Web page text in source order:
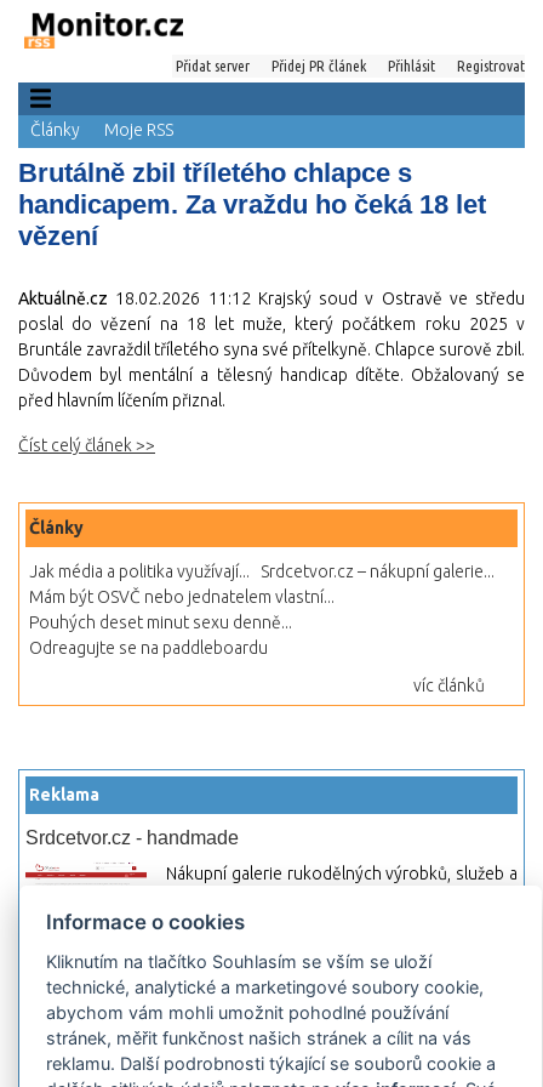
Přidat server Přidej PR článek Přihlásit Registrovat
Články Moje RSS
Brutálně zbil tříletého chlapce s
handicapem. Za vraždu ho čeká 18 let
vězení
Aktuálně.cz 18.02.2026 11:12 Krajský soud v Ostravě ve středu
poslal do vězení na 18 let muže, který počátkem roku 2025 v
Bruntále zavraždil tříletého syna své přítelkyně. Chlapce surově zbil.
Důvodem byl mentální a tělesný handicap dítěte. Obžalovaný se
před hlavním líčením přiznal.
Číst celý článek >>
Články
Jak média a politika využívají...
Srdcetvor.cz – nákupní galerie...
Mám být OSVČ nebo jednatelem vlastní...
Pouhých deset minut sexu denně...
Odreagujte se na paddleboardu
víc článků
Reklama
Srdcetvor.cz - handmade
Nákupní galerie rukodělných výrobků, služeb a
začít prodávat nebo jen nakupovat.
Hledej-hosting.cz - webhosting, VPS
hosting
Přehled webhostingových, multihosting a VPS
hosting programů s možností jejich
pokročilého vyhledávání a porovnávání.
Informace o cookies
Kliknutím na tlačítko Souhlasím se vším se uloží
technické, analytické a marketingové soubory cookie,
abychom vám mohli umožnit pohodlné používání
stránek, měřit funkčnost našich stránek a cílit na vás
reklamu. Další podrobnosti týkající se souborů cookie a